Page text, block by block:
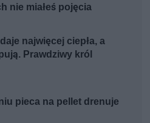
nie miałeś pojęcia
najwięcej ciepła, a
Prawdziwy król
pieca na pellet drenuje